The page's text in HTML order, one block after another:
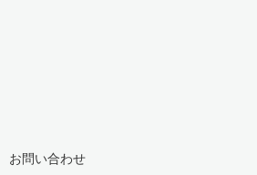
お問い合わせ